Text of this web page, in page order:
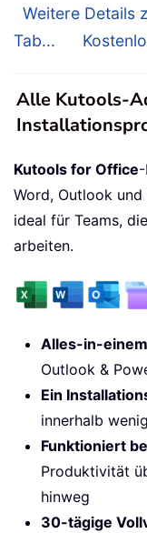
Weitere Details
Tab...
Alle Kutools-
Kutools for Office
Word, Outlook
ideal für Teams,
arbeiten.
Alles-in-
Outlook &
Ein
innerhalb
Funktioniert
Produktivität
hinweg
30-tägige